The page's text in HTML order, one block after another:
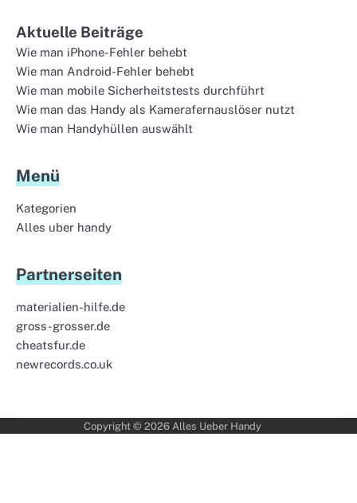
Aktuelle Beiträge
Wie man iPhone-Fehler behebt
Wie man Android-Fehler behebt
Wie man mobile Sicherheitstests durchführt
Wie man das Handy als Kamerafernauslöser nutzt
Wie man Handyhüllen auswählt
Menü
Kategorien
Alles uber handy
Partnerseiten
materialien-hilfe.de
gross-grosser.de
cheatsfur.de
newrecords.co.uk
Copyright © 2026 Alles Ueber Handy